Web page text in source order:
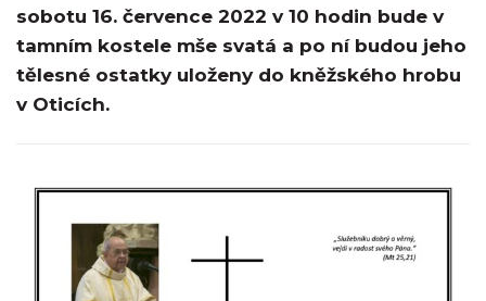
sobotu 16. července 2022 v 10 hodin bude v
tamním kostele mše svatá a po ní budou jeho
tělesné ostatky uloženy do kněžského hrobu
v Oticích.